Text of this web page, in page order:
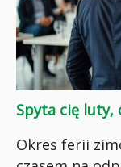
Spyta cię luty,
Okres ferii